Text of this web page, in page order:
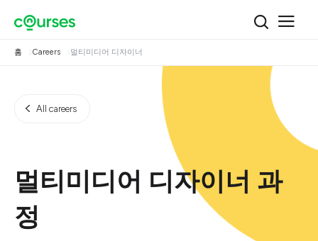
홈 Careers 멀티미디어 디자이너
All careers
멀티미디어 디자이너 과
정